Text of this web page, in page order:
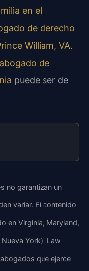
en el
de derecho
William, VA.
abogado de
puede ser de
no garantizan un
variar. El contenido
en Virginia, Maryland,
York). Law
que ejerce